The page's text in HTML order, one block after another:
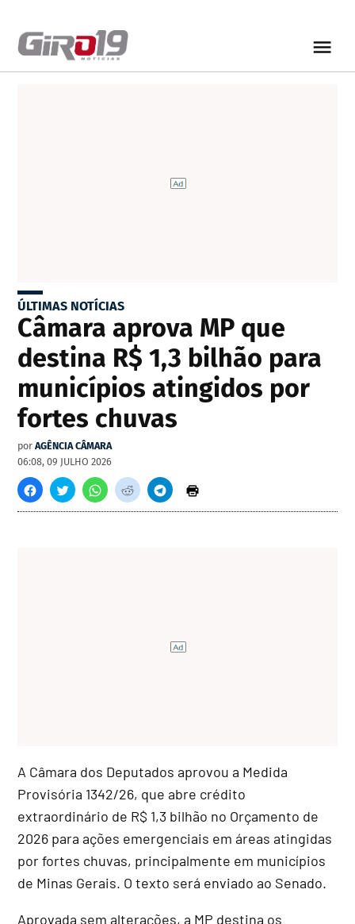
ÚLTIMAS NOTÍCIAS
Câmara aprova MP que
destina R$ 1,3 bilhão para
municípios atingidos por
fortes chuvas
por AGÊNCIA CÂMARA
06:08, 09 JULHO 2026
A Câmara dos Deputados aprovou a Medida
Provisória 1342/26, que abre crédito
extraordinário de R$ 1,3 bilhão no Orçamento de
2026 para ações emergenciais em áreas atingidas
por fortes chuvas, principalmente em municípios
de Minas Gerais. O texto será enviado ao Senado.
Aprovada sem alterações, a MP destina os